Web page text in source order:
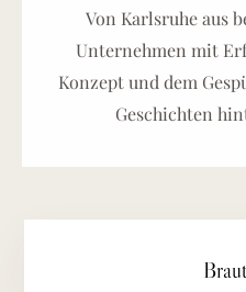
Von Karlsruhe aus
Unternehmen mit
Konzept und dem
Geschichten